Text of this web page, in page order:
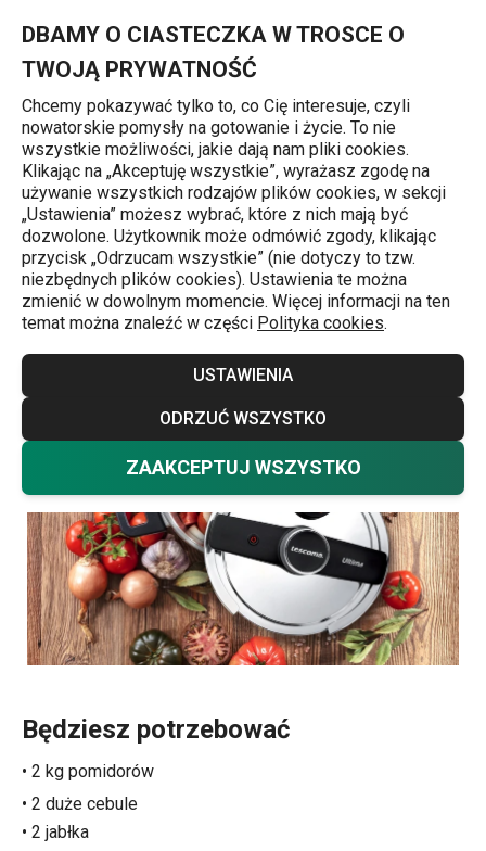
DBAMY O CIASTECZKA W TROSCE O
TWOJĄ PRYWATNOŚĆ
Chcemy pokazywać tylko to, co Cię interesuje, czyli
nowatorskie pomysły na gotowanie i życie. To nie
wszystkie możliwości, jakie dają nam pliki cookies.
Klikając na „Akceptuję wszystkie”, wyrażasz zgodę na
używanie wszystkich rodzajów plików cookies, w sekcji
„Ustawienia” możesz wybrać, które z nich mają być
dozwolone. Użytkownik może odmówić zgody, klikając
przycisk „Odrzucam wszystkie” (nie dotyczy to tzw.
niezbędnych plików cookies). Ustawienia te można
zmienić w dowolnym momencie. Więcej informacji na ten
temat można znaleźć w części Polityka cookies.
USTAWIENIA
ODRZUĆ WSZYSTKO
ZAAKCEPTUJ WSZYSTKO
Przepisy
Domowy keczup jak
od babci
Przepisy 8.07.2023
Będziesz potrzebować
• 2 kg pomidorów
• 2 duże cebule
• 2 jabłka